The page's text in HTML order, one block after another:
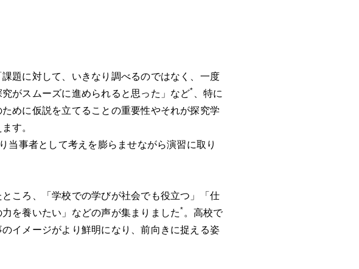
題に対して、いきなり調べるのではなく、一度
がスムーズに進められると思った」など*
、特に
めに仮説を立てることの重要性やそれが探究学
す。
当事者として考えを膨らませながら演習に取り
ころ、「学校での学びが社会でも役立つ」「仕
を養いたい」などの声が集まりました* 。高校で
イメージがより鮮明になり、前向きに捉える姿